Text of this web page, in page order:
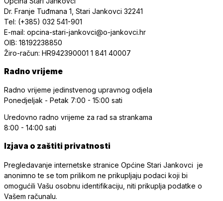
Dr. Franje Tuđmana 1, Stari Jankovci 32241
Tel: (+385) 032 541-901
E-mail: opcina-stari-jankovci@o-jankovci.hr
OIB: 18192238850
Žiro-račun: HR942390001 1 841 40007
Radno vrijeme
Radno vrijeme jedinstvenog upravnog odjela
Ponedjeljak - Petak 7:00 - 15:00 sati
Uredovno radno vrijeme za rad sa strankama
8:00 - 14:00 sati
Izjava o zaštiti privatnosti
Pregledavanje internetske stranice Općine Stari Jankovci je
anonimno te se tom prilikom ne prikupljaju podaci koji bi
omogućili Vašu osobnu identifikaciju, niti prikuplja podatke o
Vašem računalu.